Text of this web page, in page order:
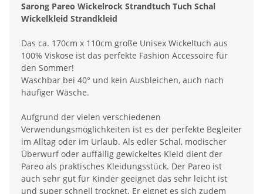
Sarong Pareo Wickelrock Strandtuch Tuch Schal
Wickelkleid Strandkleid
Das ca. 170cm x 110cm große Unisex Wickeltuch aus
100% Viskose ist das perfekte Fashion Accessoire für
den Sommer!
Waschbar bei 40° und kein Ausbleichen, auch nach
häufiger Wäsche.
Aufgrund der vielen verschiedenen
Verwendungsmöglichkeiten ist es der perfekte Begleiter
im Alltag oder im Urlaub. Als edler Schal, modischer
Überwurf oder auffällig gewickeltes Kleid dient der
Pareo als praktisches Kleidungsstück. Der Pareo ist
auch sehr gut für Kinder geeignet das sehr leicht ist
und super schnell trocknet. Er eignet es sich zudem